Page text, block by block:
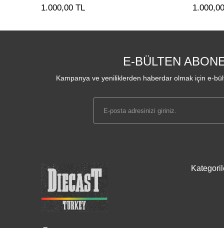
1.000,00 TL 1.000,00 TL
E-BÜLTEN
Kampanya ve yeniliklerden haberdar olmak için e-